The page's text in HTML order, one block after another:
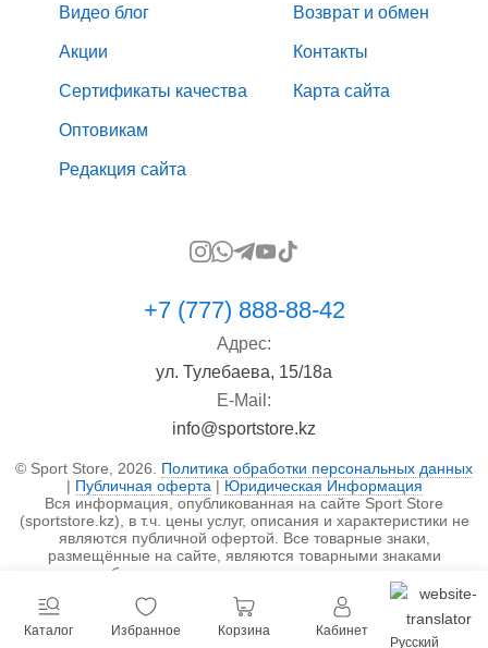
Видео блог
Акции
Сертификаты качества
Оптовикам
Редакция сайта
Возврат и обмен
Контакты
Карта сайта
+7 (777) 888-88-42
Адрес:
ул. Тулебаева, 15/18а
E-Mail:
info@sportstore.kz
© Sport Store, 2026. Политика обработки персональных данных
| Публичная оферта| Юридическая Информация
Вся информация, опубликованная на сайте Sport Store
(sportstore.kz), в т.ч. цены услуг, описания и характеристики не
являются публичной офертой. Все товарные знаки,
размещённые на сайте, являются товарными знаками
правообладателя и используются исключительно в
Каталог Избранное Корзина Кабинет
Русский